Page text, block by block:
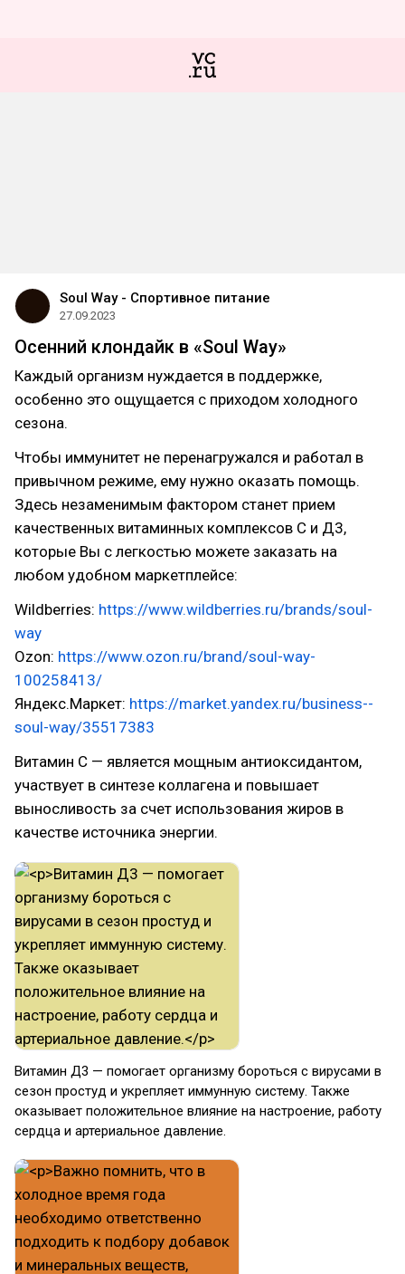
Soul Way - Спортивное питание
27.09.2023
Осенний клондайк в «Soul Way»
Каждый организм нуждается в поддержке,
особенно это ощущается с приходом холодного
сезона.
Чтобы иммунитет не перенагружался и работал в
привычном режиме, ему нужно оказать помощь.
Здесь незаменимым фактором станет прием
качественных витаминных комплексов С и Д3,
которые Вы с легкостью можете заказать на
любом удобном маркетплейсе:
Wildberries: https://www.wildberries.ru/brands/soul-
way
Ozon: https://www.ozon.ru/brand/soul-way-
100258413/
Яндекс.Маркет: https://market.yandex.ru/business--
soul-way/35517383
Витамин С — является мощным антиоксидантом,
участвует в синтезе коллагена и повышает
выносливость за счет использования жиров в
качестве источника энергии.
Витамин Д3 — помогает организму бороться с вирусами в
сезон простуд и укрепляет иммунную систему. Также
оказывает положительное влияние на настроение, работу
сердца и артериальное давление.